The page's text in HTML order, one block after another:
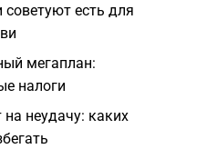
есть для
мегаплан:
налоги
неудачу: каких